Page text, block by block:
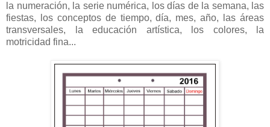
la numeración, la serie numérica, los días de la semana, las
fiestas, los conceptos de tiempo, día, mes, año, las áreas
transversales, la educación artística, los colores, la
motricidad fina...